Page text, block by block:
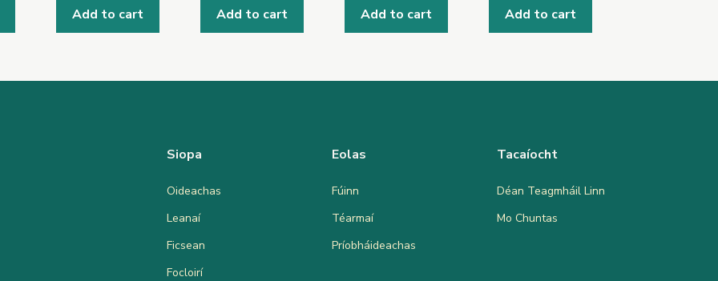
Add to cart Add to cart Add to cart Add to cart
Siopa
Oideachas
Leanaí
Ficsean
Focloirí
Eolas
Fúinn
Téarmaí
Príobháideachas
Tacaíocht
Déan Teagmháil Linn
Mo Chuntas